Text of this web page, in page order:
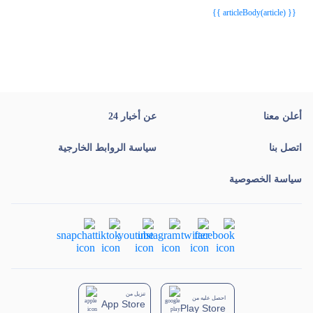
{{ articleBody(article) }}
أعلن معنا عن أخبار 24
اتصل بنا سياسة الروابط الخارجية
سياسة الخصوصية
تنزيل من
App Store
احصل عليه من
Play Store